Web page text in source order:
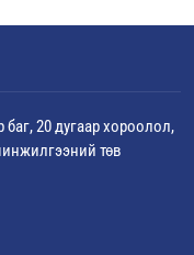
20 дугаар хороолол,
төв